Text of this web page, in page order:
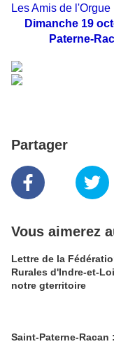
Les Amis de l'Orgue
Dimanche 19
Paterne-
Partager
Vous aimerez
Lettre de la
Rurales d'Indre-et-
notre gterritoire
Saint-Paterne-Racan